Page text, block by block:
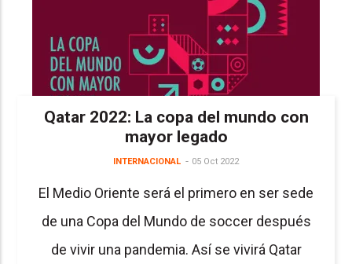
Qatar 2022: La copa del mundo con
mayor legado
INTERNACIONAL 05 Oct 2022
El Medio Oriente será el primero en ser sede
de una Copa del Mundo de soccer después
de vivir una pandemia. Así se vivirá Qatar